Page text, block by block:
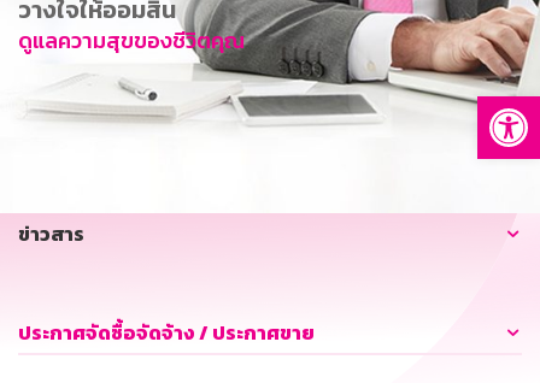
ข่าวสาร
บริการทางการเงิน
อื่นๆ
วางใจให้ออมสิน
ดูแลความสุขของชีวิตคุณ
ข่าวสาร
ประกาศจัดซื้อจัดจ้าง / ประกาศขาย